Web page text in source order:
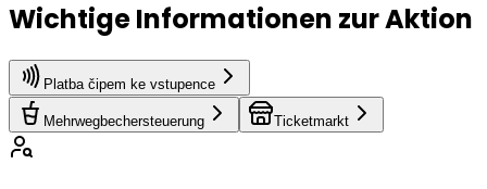
Wichtige Informationen zur Aktion
Platba čipem ke vstupence
Mehrwegbechersteuerung Ticketmarkt